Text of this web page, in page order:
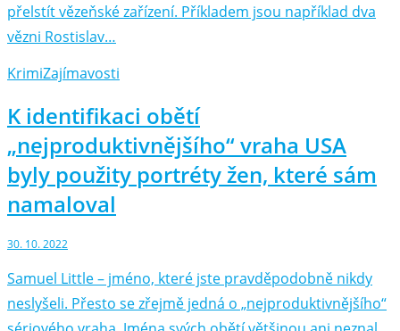
přelstít vězeňské zařízení. Příkladem jsou například dva
vězni Rostislav…
KrimiZajímavosti
K identifikaci obětí
„nejproduktivnějšího“ vraha USA
byly použity portréty žen, které sám
namaloval
30. 10. 2022
Samuel Little – jméno, které jste pravděpodobně nikdy
neslyšeli. Přesto se zřejmě jedná o „nejproduktivnějšího“